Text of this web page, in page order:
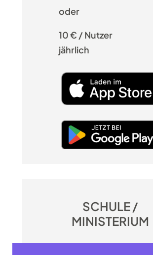
oder
10 € / Nutzer
jährlich
SCHULE /
MINISTERIUM